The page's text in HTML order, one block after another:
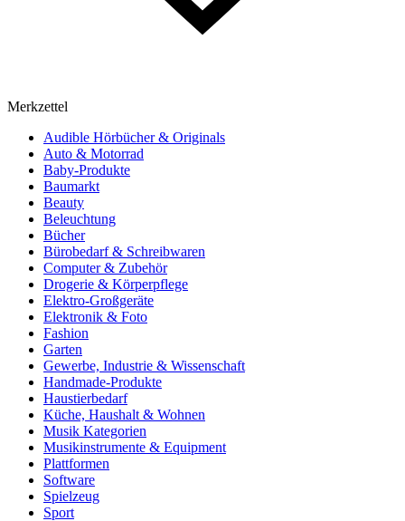
Merkzettel
Audible Hörbücher & Originals
Auto & Motorrad
Baby-Produkte
Baumarkt
Beauty
Beleuchtung
Bücher
Bürobedarf & Schreibwaren
Computer & Zubehör
Drogerie & Körperpflege
Elektro-Großgeräte
Elektronik & Foto
Fashion
Garten
Gewerbe, Industrie & Wissenschaft
Handmade-Produkte
Haustierbedarf
Küche, Haushalt & Wohnen
Musik Kategorien
Musikinstrumente & Equipment
Plattformen
Software
Spielzeug
Sport